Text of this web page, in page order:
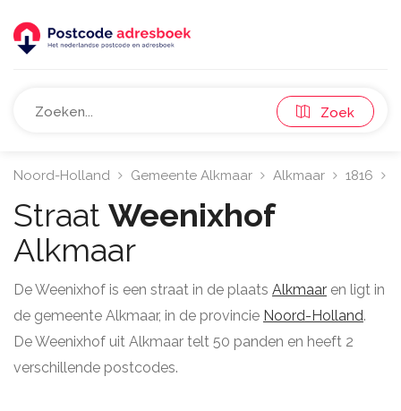
Zoek
Noord-Holland Gemeente Alkmaar Alkmaar 1816
Straat Weenixhof
Alkmaar
De Weenixhof is een straat in de plaats Alkmaar en ligt in
de gemeente Alkmaar, in de provincie Noord-Holland.
De Weenixhof uit Alkmaar telt 50 panden en heeft 2
verschillende postcodes.